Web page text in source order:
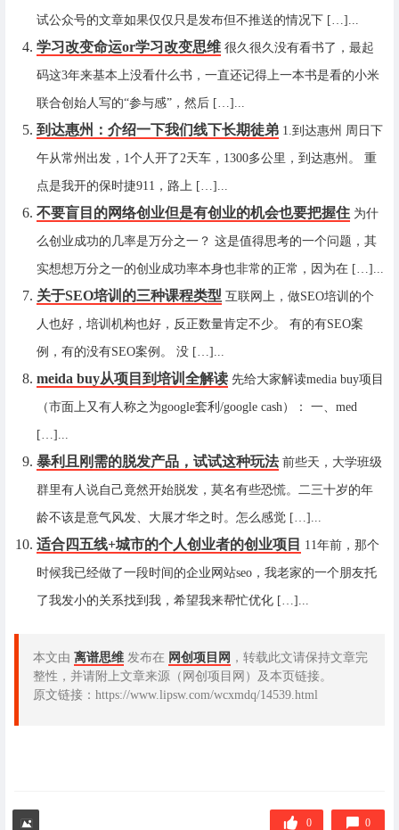
试公众号的文章如果仅仅只是发布但不推送的情况下 […]...
学习改变命运or学习改变思维 很久很久没有看书了，最起
码这3年来基本上没看什么书，一直还记得上一本书是看的小米
联合创始人写的“参与感”，然后 […]...
到达惠州：介绍一下我们线下长期徒弟 1.到达惠州 周日下
午从常州出发，1个人开了2天车，1300多公里，到达惠州。 重
点是我开的保时捷911，路上 […]...
不要盲目的网络创业但是有创业的机会也要把握住 为什
么创业成功的几率是万分之一？ 这是值得思考的一个问题，其
实想想万分之一的创业成功率本身也非常的正常，因为在 […]...
关于SEO培训的三种课程类型 互联网上，做SEO培训的个
人也好，培训机构也好，反正数量肯定不少。 有的有SEO案
例，有的没有SEO案例。 没 […]...
meida buy从项目到培训全解读 先给大家解读media buy项目
（市面上又有人称之为google套利/google cash）： 一、med
[…]...
暴利且刚需的脱发产品，试试这种玩法 前些天，大学班级
群里有人说自己竟然开始脱发，莫名有些恐慌。二三十岁的年
龄不该是意气风发、大展才华之时。怎么感觉 […]...
适合四五线+城市的个人创业者的创业项目 11年前，那个
时候我已经做了一段时间的企业网站seo，我老家的一个朋友托
了我发小的关系找到我，希望我来帮忙优化 […]...
本文由 离谱思维 发布在 网创项目网 ，转载此文请保持文章完
整性，并请附上文章来源（网创项目网）及本页链接。
原文链接：https://www.lipsw.com/wcxmdq/14539.html
0 0